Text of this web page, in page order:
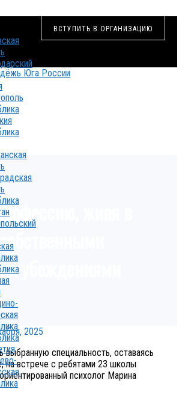
ВСТУПИТЬ В ОРГАНИЗАЦИЮ
живя в
и убеждениями
2025
выбранную специальность, оставаясь
на встрече с ребятами 23 школы
психолог Марина